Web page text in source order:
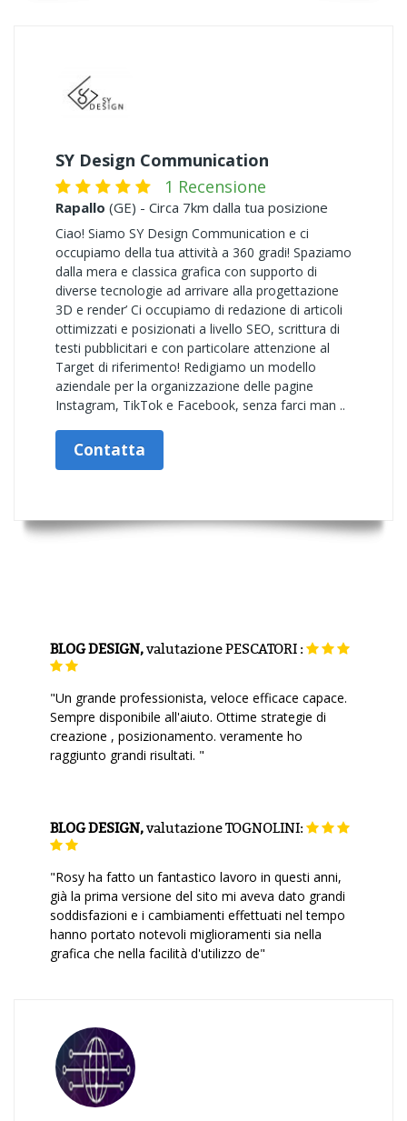
SY Design Communication
1 Recensione
Rapallo (GE) - Circa 7km dalla tua posizione
Ciao! Siamo SY Design Communication e ci
occupiamo della tua attività a 360 gradi! Spaziamo
dalla mera e classica grafica con supporto di
diverse tecnologie ad arrivare alla progettazione
3D e render’ Ci occupiamo di redazione di articoli
ottimizzati e posizionati a livello SEO, scrittura di
testi pubblicitari e con particolare attenzione al
Target di riferimento! Redigiamo un modello
aziendale per la organizzazione delle pagine
Instagram, TikTok e Facebook, senza farci man ..
Contatta
BLOG DESIGN,valutazionePESCATORI :
"Un grande professionista, veloce efficace capace.
Sempre disponibile all'aiuto. Ottime strategie di
creazione , posizionamento. veramente ho
raggiunto grandi risultati. "
BLOG DESIGN,valutazioneTOGNOLINI:
"Rosy ha fatto un fantastico lavoro in questi anni,
già la prima versione del sito mi aveva dato grandi
soddisfazioni e i cambiamenti effettuati nel tempo
hanno portato notevoli miglioramenti sia nella
grafica che nella facilità d'utilizzo de"